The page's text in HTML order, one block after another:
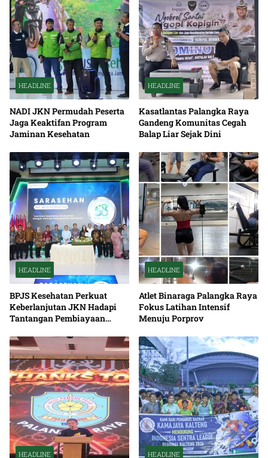
HEADLINE
NADI JKN Permudah Peserta
Jaga Keaktifan Program
Jaminan Kesehatan
HEADLINE
Kasatlantas Palangka Raya
Gandeng Komunitas Cegah
Balap Liar Sejak Dini
HEADLINE
BPJS Kesehatan Perkuat
Keberlanjutan JKN Hadapi
Tantangan Pembiayaan
HEADLINE
Atlet Binaraga Palangka Raya
Fokus Latihan Intensif
Menuju Porprov
HEADLINE HEADLINE